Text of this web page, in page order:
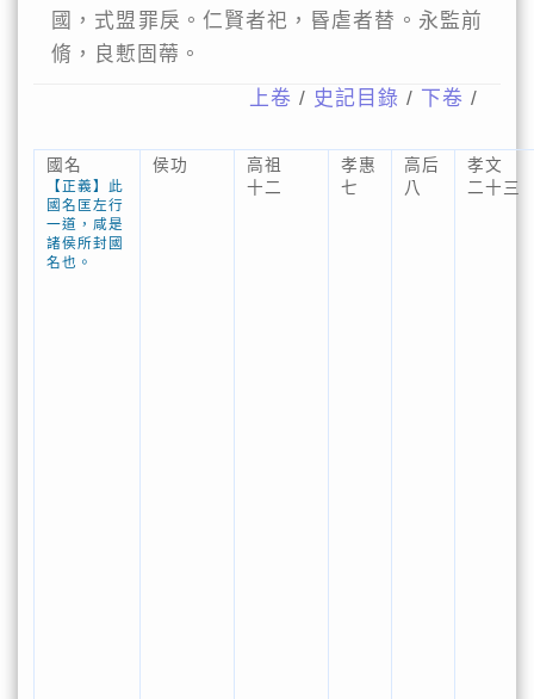
國，式盟罪戾。仁賢者祀，昬虐者替。永監前
脩，良慙固蔕。
上卷 / 史記目錄 / 下卷 /
國名
【正義】此
國名匡左行
一道，咸是
諸侯所封國
名也。
侯功
高祖
十二
孝惠
七
高后
八
孝文
二十三